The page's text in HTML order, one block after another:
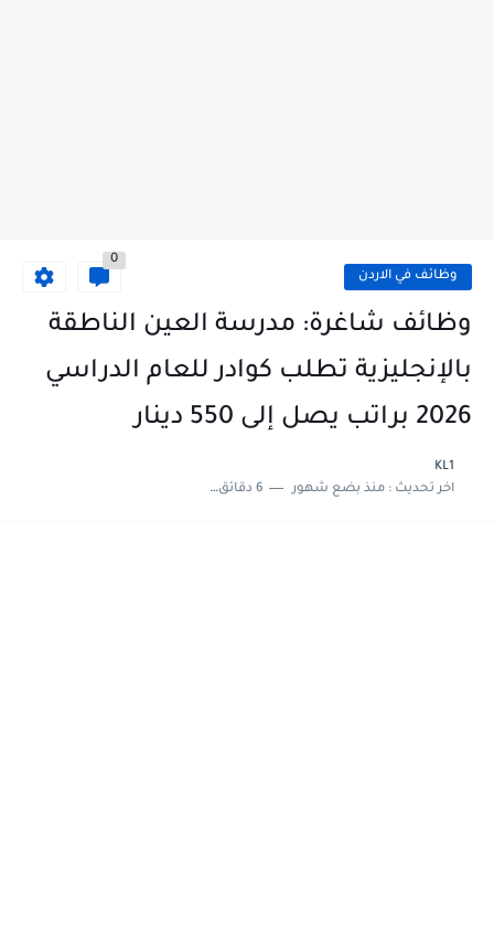
وظائف في الاردن
0
وظائف شاغرة: مدرسة العين الناطقة
بالإنجليزية تطلب كوادر للعام الدراسي
2026 براتب يصل إلى 550 دينار
KL1
اخر تحديث :منذ بضع شهور 6 دقائق للقراءة